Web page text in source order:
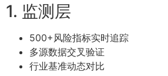
1. 监测层
500+风险指标实时追踪
多源数据交叉验证
行业基准动态对比